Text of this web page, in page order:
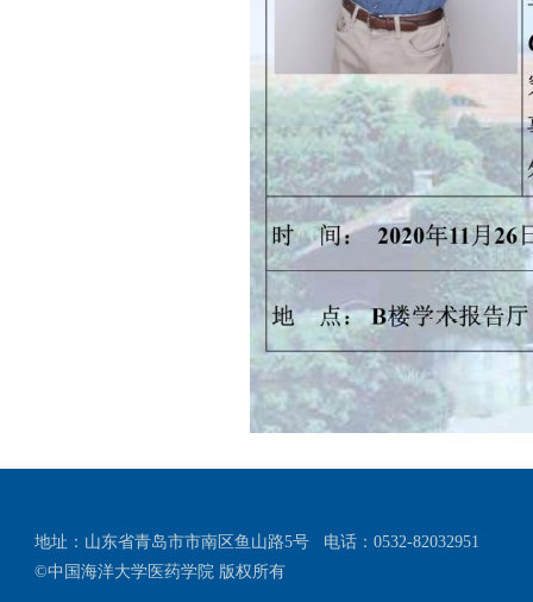
地址：山东省青岛市市南区鱼山路5号
电话：0532-82032951
©中国海洋大学医药学院 版权所有